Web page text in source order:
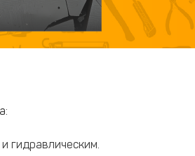
гидравлическим.